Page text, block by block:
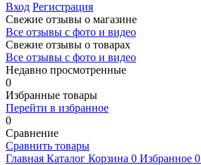
Вход Регистрация
Свежие отзывы о магазине
Все отзывы с фото и видео
Свежие отзывы о товарах
Все отзывы c фото и видео
Недавно просмотренные
0
Избранные товары
Перейти в избранное
0
Сравнение
Сравнить товары
Главная Каталог Корзина 0 Избранное 0